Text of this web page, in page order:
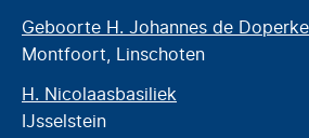
Geboorte H. Johannes de
Montfoort, Linschoten
H. Nicolaasbasiliek
IJsselstein